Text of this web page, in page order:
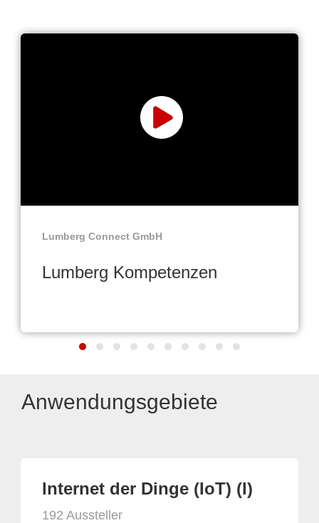
Lumberg Connect GmbH
Lumberg Kompetenzen
Anwendungsgebiete
Internet der Dinge (IoT) (I)
192 Aussteller